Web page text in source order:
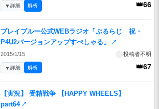
👑66
▼詳細 解析
ブレイブルー公式WEBラジオ「ぶるらじ 祝・
P4U2バージョンアップすぺしゃる」
↗
2015/1/15 投稿者不明
👑67
▼詳細 解析
【実況】 受精戦争 【HAPPY WHEELS】
part64 ↗